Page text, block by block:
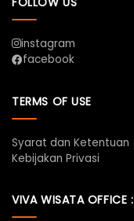
instagram
facebook
TERMS OF USE
Syarat dan Ketentuan
Kebijakan Privasi
VIVA WISATA OFFICE :